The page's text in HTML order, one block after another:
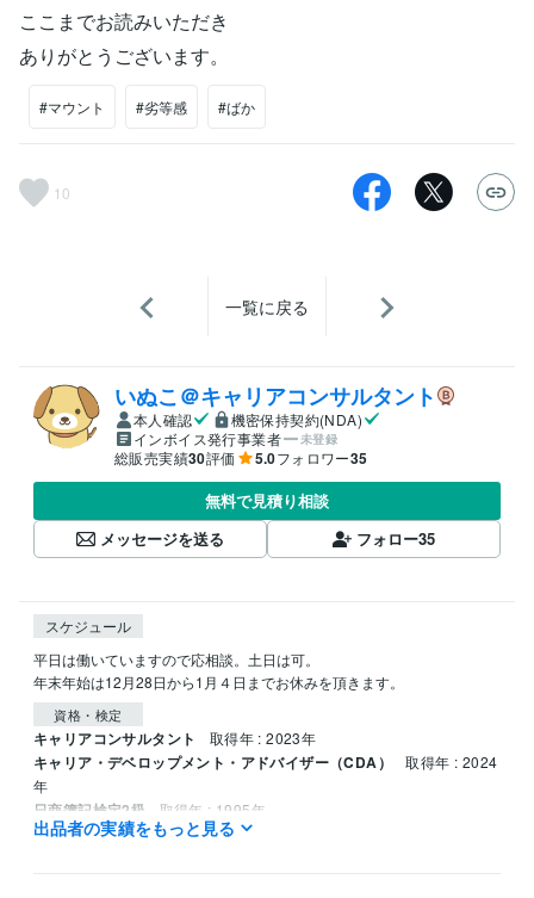
ここまでお読みいただき
ありがとうございます。
#マウント #劣等感 #ばか
10
一覧に戻る
いぬこ＠キャリアコンサルタント
本人確認
機密保持契約(NDA)
インボイス発行事業者
未登録
総販売実績30評価 5.0フォロワー35
無料で見積り相談
メッセージを送る
フォロー35
スケジュール
平日は働いていますので応相談。土日は可。
年末年始は12月28日から1月４日までお休みを頂きます。
資格・検定
キャリアコンサルタント 取得年 : 2023年
キャリア・デベロップメント・アドバイザー（CDA）
取得年 : 2024
年
日商簿記検定2級 取得年 : 1995年
悩み相談・カウンセリング 会社の人間関係の悩み相談
出品者の実績をもっと見る